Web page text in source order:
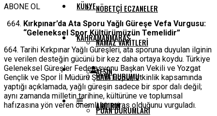
NÖBETÇI ECZANELER
NAMAZ VAKITLERI
HAVA DURUMU
PUAN DURUMLARI
KÜNYE
KAHRAMANMARAŞ
AFŞIN
ANDIRIN
ABONE OL
Kırkpınar’da Ata Sporu Yağlı Güreşe Vefa Vurgusu:
“Geleneksel Spor Kültürümüzün Temelidir”
664. Tarihi Kırkpınar Yağlı Güreşleri, ata sporuna duyulan ilginin
ve verilen desteğin gücünü bir kez daha ortaya koydu. Türkiye
Geleneksel Güreşler Federasyonu Başkan Vekili ve Yozgat
Gençlik ve Spor İl Müdürü Şahin Hopur, etkinlik kapsamında
yaptığı açıklamada, yağlı güreşin sadece bir spor dalı değil;
aynı zamanda milletin tarihine, kültürüne ve toplumsal
hafızasına yön veren önemli bir miras olduğunu vurguladı.